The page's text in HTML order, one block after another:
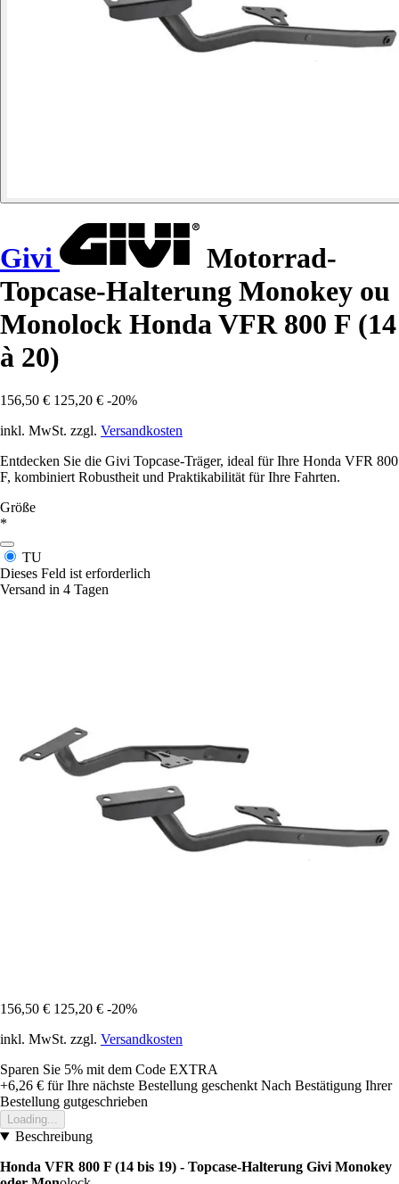
Givi
Motorrad-
Topcase-Halterung Monokey ou
Monolock Honda VFR 800 F (14
à 20)
156,50 € 125,20 € -20%
inkl. MwSt. zzgl. Versandkosten
Entdecken Sie die Givi Topcase-Träger, ideal für Ihre Honda VFR 800
F, kombiniert Robustheit und Praktikabilität für Ihre Fahrten.
Größe
*
TU
Dieses Feld ist erforderlich
Versand in 4 Tagen
156,50 € 125,20 € -20%
inkl. MwSt. zzgl. Versandkosten
Sparen Sie 5% mit dem Code EXTRA
+6,26 € für Ihre nächste Bestellung geschenkt Nach Bestätigung Ihrer
Bestellung gutgeschrieben
Loading...
Beschreibung
Honda VFR 800 F (14 bis 19) - Topcase-Halterung Givi Monokey